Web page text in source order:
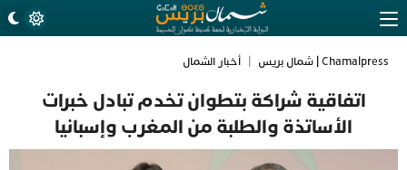
Chamalpress | شمال بريس أخبار الشمال
اتفاقية شراكة بتطوان تخدم تبادل خبرات
الأساتذة والطلبة من المغرب وإسبانيا